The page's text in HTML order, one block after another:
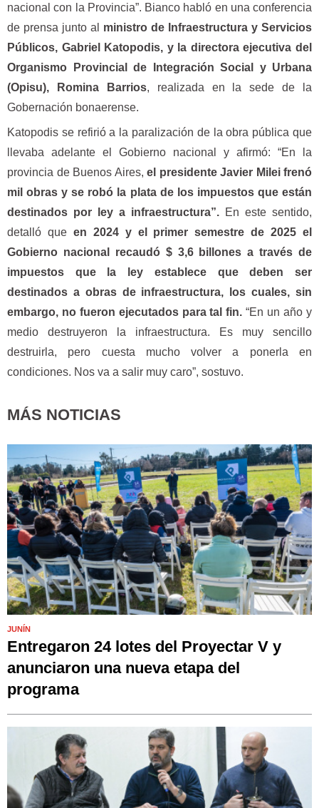
nacional con la Provincia”. Bianco habló en una conferencia
de prensa junto al ministro de Infraestructura y Servicios
Públicos, Gabriel Katopodis, y la directora ejecutiva del
Organismo Provincial de Integración Social y Urbana
(Opisu), Romina Barrios, realizada en la sede de la
Gobernación bonaerense.
Katopodis se refirió a la paralización de la obra pública que
llevaba adelante el Gobierno nacional y afirmó: “En la
provincia de Buenos Aires, el presidente Javier Milei frenó
mil obras y se robó la plata de los impuestos que están
destinados por ley a infraestructura”. En este sentido,
detalló queen 2024 y el primer semestre de 2025 el
Gobierno nacional recaudó $ 3,6 billones a través de
impuestos que la ley establece que deben ser
destinados a obras de infraestructura, los cuales, sin
embargo, no fueron ejecutados para tal fin. “En un año y
medio destruyeron la infraestructura. Es muy sencillo
destruirla, pero cuesta mucho volver a ponerla en
condiciones. Nos va a salir muy caro”, sostuvo.
MÁS NOTICIAS
JUNÍN
Entregaron 24 lotes del Proyectar V y
anunciaron una nueva etapa del
programa